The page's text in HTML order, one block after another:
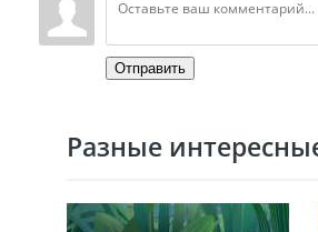
Отправить
Разные